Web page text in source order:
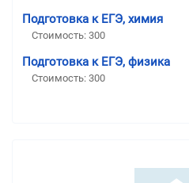
Подготовка к ЕГЭ, химия
Стоимость: 300
Подготовка к ЕГЭ, физика
Стоимость: 300